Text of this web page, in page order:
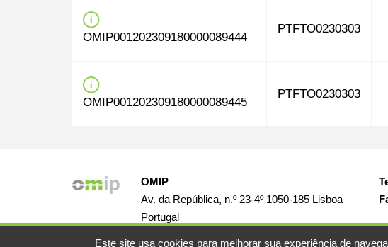
OMIP001202309180000089444
PTFTO0230303
OMIP001202309180000089445
PTFTO0230303
OMIP
Av. da República, n.º 23-4º 1050-185 Lisboa
Portugal
Este site usa cookies para melhorar sua experiência de